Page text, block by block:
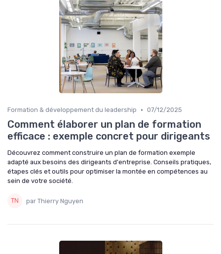
Formation & développement du leadership • 07/12/2025
Comment élaborer un plan de formation
efficace : exemple concret pour dirigeants
Découvrez comment construire un plan de formation exemple
adapté aux besoins des dirigeants d'entreprise. Conseils pratiques,
étapes clés et outils pour optimiser la montée en compétences au
sein de votre société.
par Thierry Nguyen